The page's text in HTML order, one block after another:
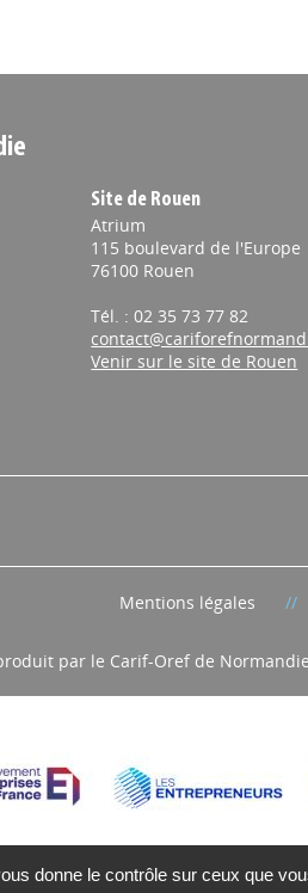
Site de Rouen
Atrium
115 boulevard de l'Europe
Tél. : 02 35 73 77 82
donne le contrôle sur ceux que